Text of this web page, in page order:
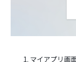
マイアプリ画